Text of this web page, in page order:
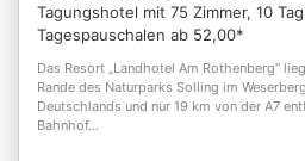
Tagungshotel mit 75 Zimmer, 10
Tagespauschalen ab 52,00*
Das Resort „Landhotel Am Rothenberg“
Rande des Naturparks Solling im
Deutschlands und nur 19 km von der A7
Bahnhof...